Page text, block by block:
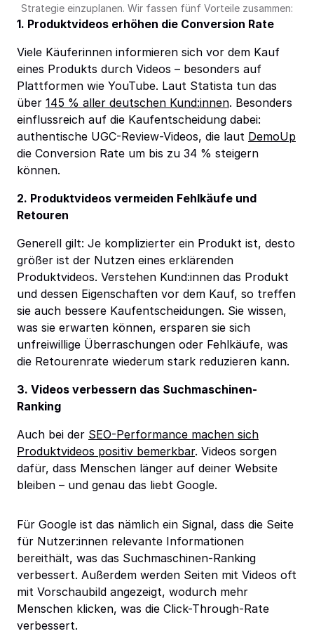
Strategie einzuplanen. Wir fassen fünf Vorteile zusammen:
1. Produktvideos erhöhen die Conversion Rate
Viele Käuferinnen informieren sich vor dem Kauf
eines Produkts durch Videos – besonders auf
Plattformen wie YouTube. Laut Statista tun das
über 145 % aller deutschen Kund:innen. Besonders
einflussreich auf die Kaufentscheidung dabei:
authentische UGC-Review-Videos, die laut DemoUp
die Conversion Rate um bis zu 34 % steigern
können.
2. Produktvideos vermeiden Fehlkäufe und
Retouren
Generell gilt: Je komplizierter ein Produkt ist, desto
größer ist der Nutzen eines erklärenden
Produktvideos. Verstehen Kund:innen das Produkt
und dessen Eigenschaften vor dem Kauf, so treffen
sie auch bessere Kaufentscheidungen. Sie wissen,
was sie erwarten können, ersparen sie sich
unfreiwillige Überraschungen oder Fehlkäufe, was
die Retourenrate wiederum stark reduzieren kann.
3. Videos verbessern das Suchmaschinen-
Ranking
Auch bei der SEO-Performance machen sich
Produktvideos positiv bemerkbar. Videos sorgen
dafür, dass Menschen länger auf deiner Website
bleiben – und genau das liebt Google.
Für Google ist das nämlich ein Signal, dass die Seite
für Nutzer:innen relevante Informationen
bereithält, was das Suchmaschinen-Ranking
verbessert. Außerdem werden Seiten mit Videos oft
mit Vorschaubild angezeigt, wodurch mehr
Menschen klicken, was die Click-Through-Rate
verbessert.